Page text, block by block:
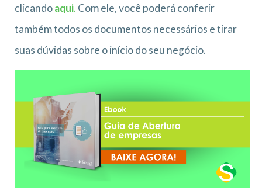
clicandoaqui. Com ele, você poderá conferir
também todos os documentos necessários e tirar
suas dúvidas sobre o início do seu negócio.